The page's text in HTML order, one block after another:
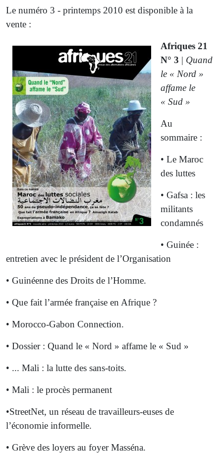
Le numéro 3 - printemps 2010 est disponible à la
vente :
Afriques 21
N° 3 | Quand
le « Nord »
affame le
« Sud »
Au
sommaire :
• Le Maroc
des luttes
• Gafsa : les
militants
condamnés
• Guinée :
entretien avec le président de l’Organisation
• Guinéenne des Droits de l’Homme.
• Que fait l’armée française en Afrique ?
• Morocco-Gabon Connection.
• Dossier : Quand le « Nord » affame le « Sud »
• ... Mali : la lutte des sans-toits.
• Mali : le procès permanent
•StreetNet, un réseau de travailleurs-euses de
l’économie informelle.
• Grève des loyers au foyer Masséna.